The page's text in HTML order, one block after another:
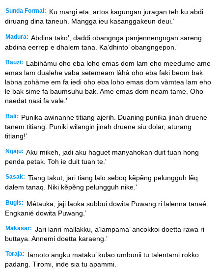
Sunda Formal:
Ku margi eta, artos kagungan juragan teh ku abdi
diruang dina taneuh. Mangga ieu kasanggakeun deui.’
Madura: Abdina tako’, daddi obangnga panjennengngan sareng
abdina eerrep e dhalem tana. Ka’dhinto’ obangngepon.’
Bauzi:
Labihàmu oho eba loho emas dom lam eho meedume ame
emas lam dualehe vaba setemeam làhà oho eba faki beom bak
labna zohàme em fa iedi oho eba loho emas dom vàmtea lam eho
le bak sime fa baumsuhu bak. Ame emas dom neam tame. Oho
naedat nasi fa vale.’
Bali:
Punika awinanne titiang ajerih. Duaning punika jinah druene
tanem titiang. Puniki wilangin jinah druene siu dolar, aturang
titiang!’
Ngaju: Aku mikeh, jadi aku haguet manyahokan duit tuan hong
penda petak. Toh ie duit tuan te.'
Sasak: Tiang takut, jari tiang lalo seboq kẽpẽng pelungguh lẽq
dalem tanaq. Niki kẽpẽng pelungguh nike.'
Bugis:
Métauka, jaji laoka subbui dowita Puwang ri lalenna tanaé.
Engkanié dowita Puwang.’
Makasar: Jari lanri mallakku, a’lampama’ ancokkoi doetta rawa ri
buttaya. Annemi doetta karaeng.’
Toraja:
Iamoto angku mataku’ kulao umbunii tu talentami rokko
padang. Tiromi, inde sia tu apammi.